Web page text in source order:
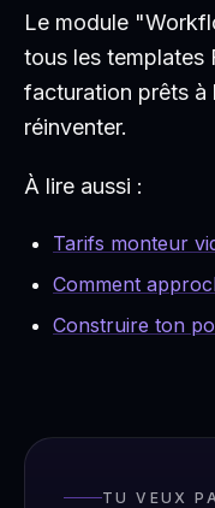
Le module
tous les templates
facturation prêts à
réinventer.
À lire aussi :
Tarifs monteur
Comment
Construire ton
TU VEUX